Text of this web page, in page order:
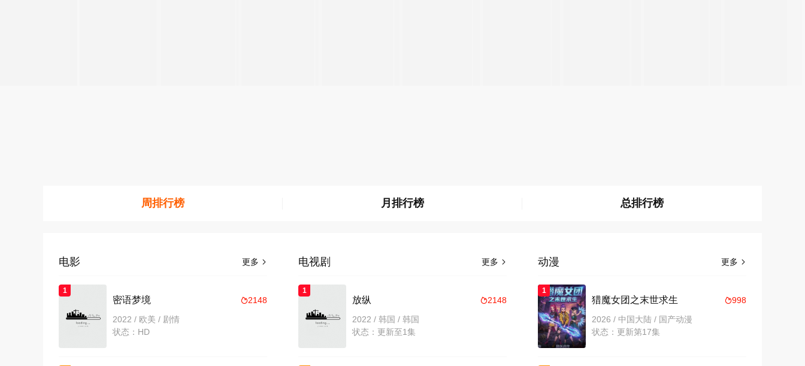
周排行榜 月排行榜 总排行榜
更多 
电影
1
2148
密语梦境
2022 / 欧美 / 剧情
状态：HD
更多 
电视剧
1
2148
放纵
2022 / 韩国 / 韩国
状态：更新至1集
更多 
动漫
1
998
猎魔女团之末世求生
2026 / 中国大陆 / 国产动漫
状态：更新第17集